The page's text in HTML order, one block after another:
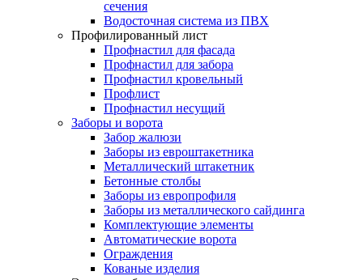
сечения
Водосточная система из ПВХ
Профилированный лист
Профнастил для фасада
Профнастил для забора
Профнастил кровельный
Профлист
Профнастил несущий
Заборы и ворота
Забор жалюзи
Заборы из евроштакетника
Металлический штакетник
Бетонные столбы
Заборы из европрофиля
Заборы из металлического сайдинга
Комплектующие элементы
Автоматические ворота
Ограждения
Кованые изделия